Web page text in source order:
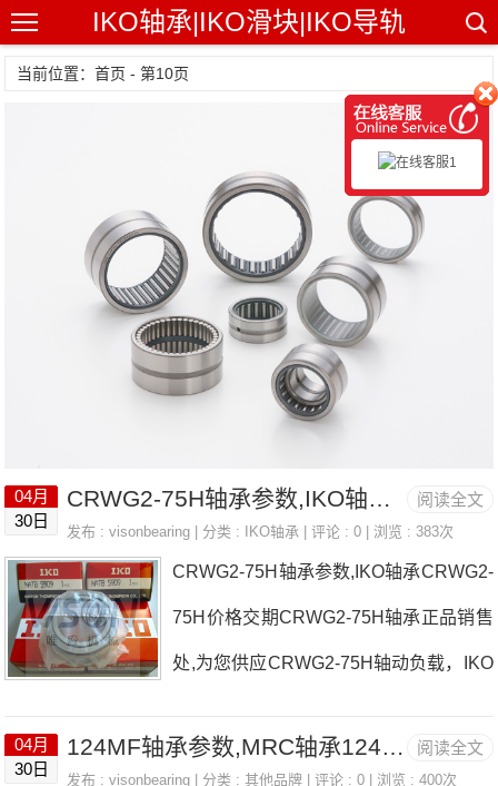
IKO轴承|IKO滑块|IKO导轨
当前位置：首页 - 第10页
阅读全文
04月
30日
CRWG2-75H轴承参数,IKO轴承CRWG2-75H价格货期
发布 :visonbearing | 分类 : IKO轴承 | 评论 : 0 | 浏览 : 383次
CRWG2-75H轴承参数,IKO轴承CRWG2-
75H价格交期CRWG2-75H轴承正品销售
处,为您供应CRWG2-75H轴动负载，IKO
CRWG2-75H轴承尺寸参数以及图纸，准
阅读全文
04月
30日
124MF轴承参数,MRC轴承124MF重量
发布 :visonbearing | 分类 :其他品牌 | 评论 : 0 | 浏览 : 400次